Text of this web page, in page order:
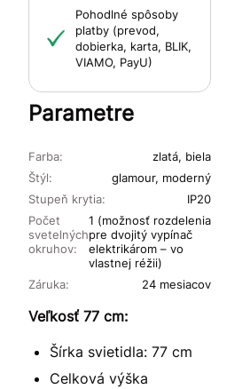
Pohodlné spôsoby
platby (prevod,
dobierka, karta, BLIK,
VIAMO, PayU)
Parametre
Farba: zlatá, biela
Stupeň krytia: IP20
Záruka: 24 mesiacov
Štýl: glamour, moderný
Počet
svetelných
okruhov:
1 (možnosť rozdelenia
pre dvojitý vypínač
elektrikárom – vo
vlastnej réžii)
Veľkosť 77 cm:
Šírka svietidla: 77 cm
Celková výška